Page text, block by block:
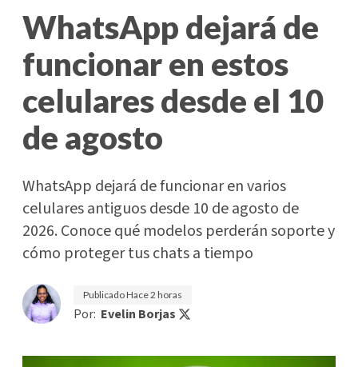
WhatsApp dejará de
funcionar en estos
celulares desde el 10
de agosto
WhatsApp dejará de funcionar en varios
celulares antiguos desde 10 de agosto de
2026. Conoce qué modelos perderán soporte y
cómo proteger tus chats a tiempo
PublicadoHace 2 horas
Por: Evelin Borjas